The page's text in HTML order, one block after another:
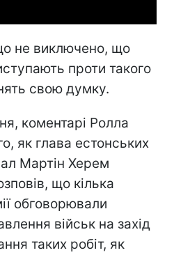
не виключено, що
проти такого
свою думку.
коментарі Ролла
як глава естонських
Мартін Херем
що кілька
обговорювали
військ на захід
таких робіт, як